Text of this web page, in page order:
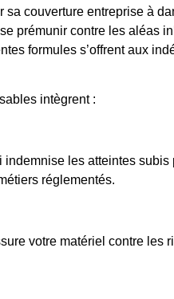
sa couverture entreprise à
prémunir contre les aléas
formules s’offrent aux
intègrent :
indemnise les atteintes subis
réglementés.
votre matériel contre les